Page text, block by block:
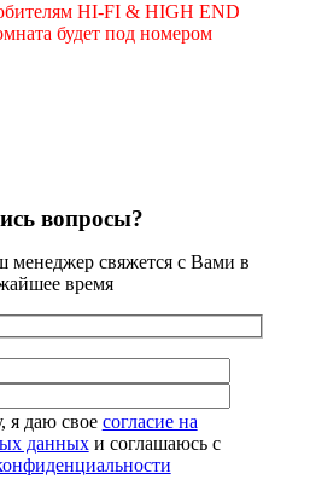
HI-FI & HIGH END
будет под номером
вопросы?
свяжется с Вами в
время
я даю свое согласие на
данныхи соглашаюсь с